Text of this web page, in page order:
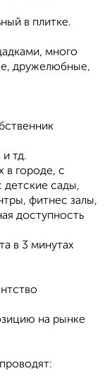
в плитке.
много
дружелюбные,
тд.
в городе, с
детские сады,
фитнес залы,
доступность
в 3 минутах
на рынке